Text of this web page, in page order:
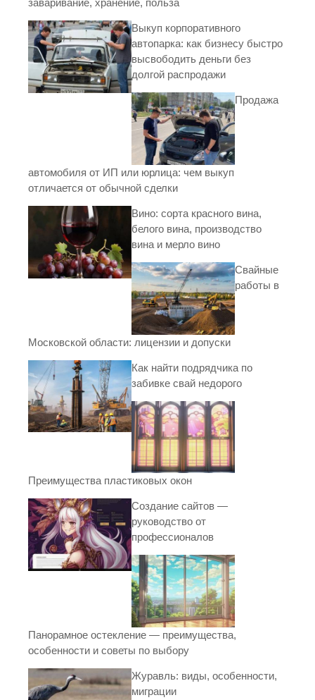
заваривание, хранение, польза
Выкуп корпоративного
автопарка: как бизнесу быстро
высвободить деньги без
долгой распродажи
Продажа
автомобиля от ИП или юрлица: чем выкуп
отличается от обычной сделки
Вино: сорта красного вина,
белого вина, производство
вина и мерло вино
Свайные
работы в
Московской области: лицензии и допуски
Как найти подрядчика по
забивке свай недорого
Преимущества пластиковых окон
Создание сайтов —
руководство от
профессионалов
Панорамное остекление — преимущества,
особенности и советы по выбору
Журавль: виды, особенности,
миграции